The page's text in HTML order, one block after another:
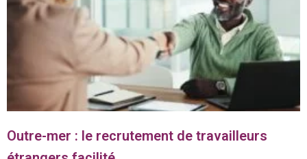
Outre-mer : le recrutement de travailleurs